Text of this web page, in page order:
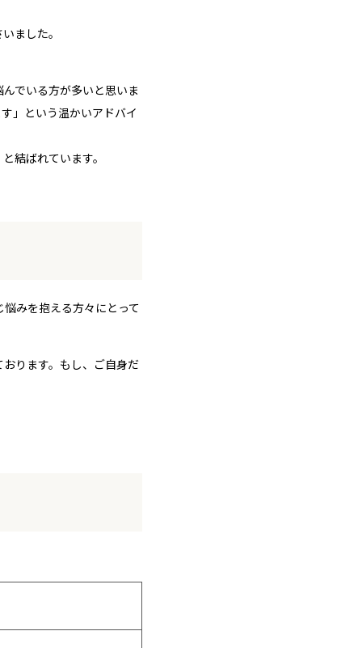
ました。
でいる方が多いと思いま
」という温かいアドバイ
結ばれています。
みを抱える方々にとって
ります。もし、ご自身だ